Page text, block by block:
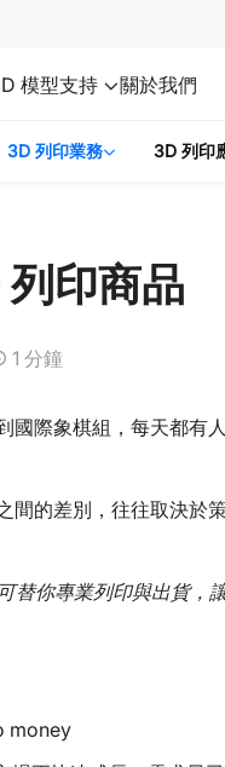
模型支持 關於我們
3D 列印業務 3D 列印
印商品
1 分鐘
國際象棋組，每天都有
間的差別，往往取決於
替你專業列印與出貨，